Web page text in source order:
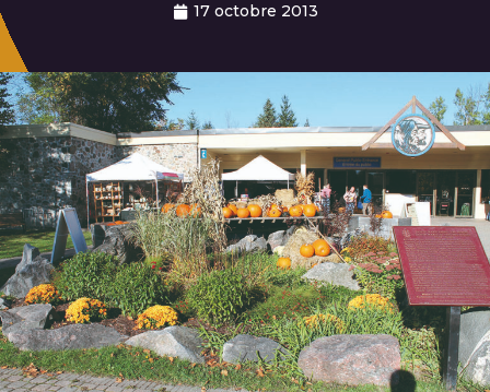
17 octobre 2013